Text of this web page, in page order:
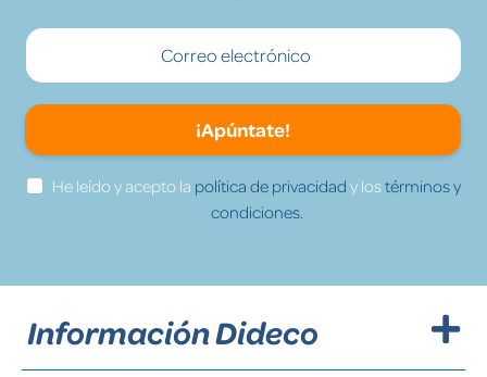
¡Apúntate!
He leído y acepto la política de privacidad y lostérminos y
condiciones.
Información Dideco